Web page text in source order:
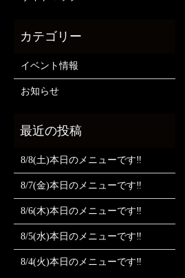
イベント情報
お知らせ
8/8(土)本日のメニューです‼️
8/7(金)本日のメニューです‼️
8/6(木)本日のメニューです‼️
8/5(水)本日のメニューです‼️
8/4(火)本日のメニューです‼️